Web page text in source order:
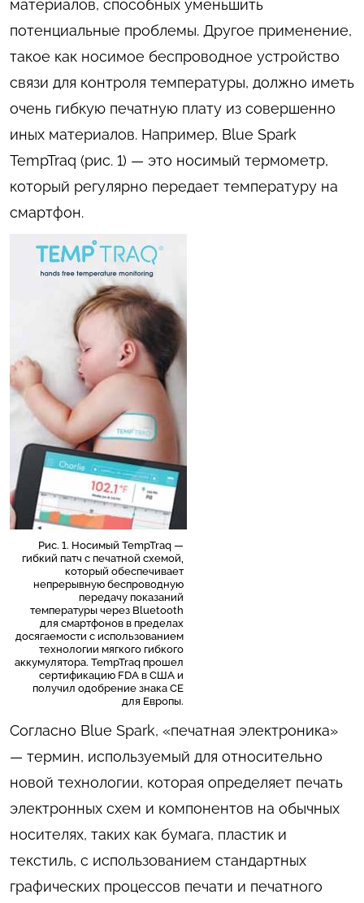
материалов, способных уменьшить
потенциальные проблемы. Другое применение,
такое как носимое беспроводное устройство
связи для контроля температуры, должно иметь
очень гибкую печатную плату из совершенно
иных материалов. Например, Blue Spark
TempTraq (рис. 1) — это носимый термометр,
который регулярно передает температуру на
смартфон.
Рис. 1. Носимый TempTraq —
гибкий патч с печатной схемой,
который обеспечивает
непрерывную беспроводную
передачу показаний
температуры через Bluetooth
для смартфонов в пределах
досягаемости с использованием
технологии мягкого гибкого
аккумулятора. TempTraq прошел
сертификацию FDA в США и
получил одобрение знака CE
для Европы.
Согласно Blue Spark, «печатная электроника»
— термин, используемый для относительно
новой технологии, которая определяет печать
электронных схем и компонентов на обычных
носителях, таких как бумага, пластик и
текстиль, с использованием стандартных
графических процессов печати и печатного